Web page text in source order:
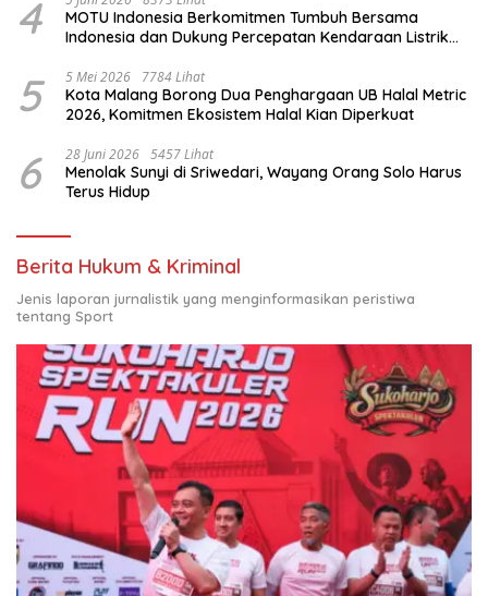
4
MOTU Indonesia Berkomitmen Tumbuh Bersama
Indonesia dan Dukung Percepatan Kendaraan Listrik
5 5 Mei 2026 7784 Lihat
Kota Malang Borong Dua Penghargaan UB Halal Metric
2026, Komitmen Ekosistem Halal Kian Diperkuat
6 28 Juni 2026 5457 Lihat
Menolak Sunyi di Sriwedari, Wayang Orang Solo Harus
Terus Hidup
Berita Hukum & Kriminal
Jenis laporan jurnalistik yang menginformasikan peristiwa
tentang Sport